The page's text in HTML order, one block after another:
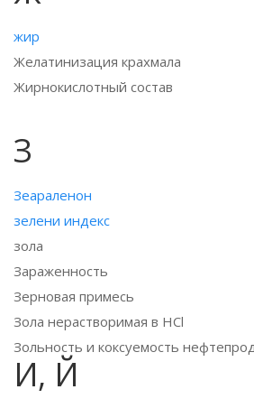
жир
Желатинизация крахмала
Жирнокислотный состав
З
Зеараленон
зелени индекс
зола
Зараженность
Зерновая примесь
Зола нерастворимая в НСl
Зольность и коксуемость
И, Й